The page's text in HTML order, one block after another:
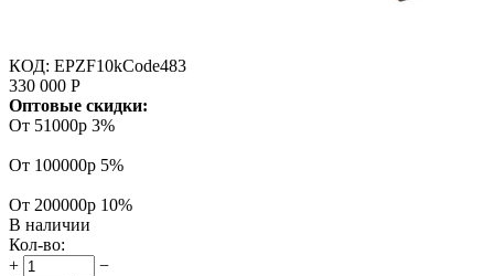
КОД: EPZF10kCode483
330 000 Р
Оптовые скидки:
От 51000р 3%
От 100000р 5%
От 200000р 10%
В наличии
Кол-во:
+
−